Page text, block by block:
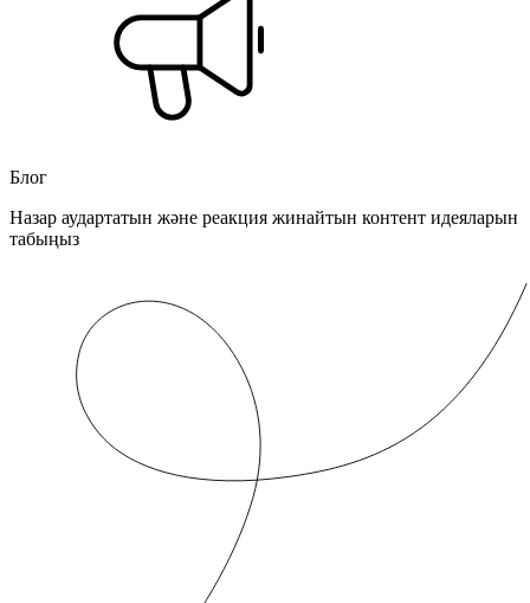
Блог
Назар аудартатын және реакция жинайтын контент идеяларын
табыңыз